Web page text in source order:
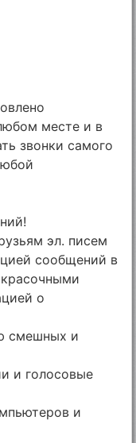
месте и в
звонки самого
эл. писем
сообщений в
красочными
о
смешных и
и голосовые
и